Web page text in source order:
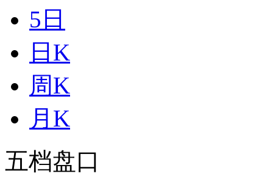
5日
日K
周K
月K
五档盘口